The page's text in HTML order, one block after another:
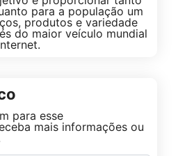
para a população um
produtos e variedade
do maior veículo mundial
para esse
mais informações ou